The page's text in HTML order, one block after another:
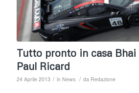
Tutto pronto in casa Bhai
Paul Ricard
24 Aprile 2013 / in News / da Redazione